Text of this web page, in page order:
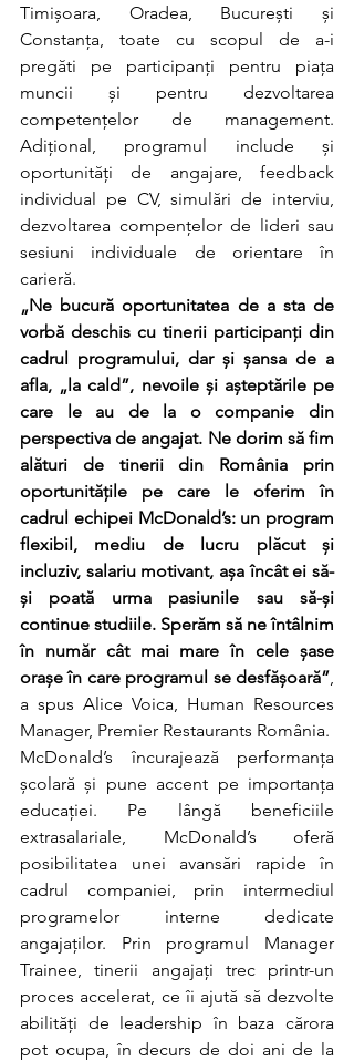
Timișoara, Oradea, București și
Constanța, toate cu scopul de a-i
pregăti pe participanți pentru piața
muncii și pentru dezvoltarea
competențelor de management.
Adițional, programul include și
oportunități de angajare, feedback
individual pe CV, simulări de interviu,
dezvoltarea compențelor de lideri sau
sesiuni individuale de orientare în
carieră.
„Ne bucură oportunitatea de a sta de
vorbă deschis cu tinerii participanți din
cadrul programului, dar și șansa de a
afla, „la cald”, nevoile și așteptările pe
care le au de la o companie din
perspectiva de angajat. Ne dorim să fim
alături de tinerii din România prin
oportunitățile pe care le oferim în
cadrul echipei McDonald’s: un program
flexibil, mediu de lucru plăcut și
incluziv, salariu motivant, așa încât ei să-
și poată urma pasiunile sau să-și
continue studiile. Sperăm să ne întâlnim
în număr cât mai mare în cele șase
orașe în care programul se desfășoară”,
a spus Alice Voica, Human Resources
Manager, Premier Restaurants România.
McDonald’s încurajează performanța
școlară și pune accent pe importanța
educației. Pe lângă beneficiile
extrasalariale, McDonald’s oferă
posibilitatea unei avansări rapide în
cadrul companiei, prin intermediul
programelor interne dedicate
angajaților. Prin programul Manager
Trainee, tinerii angajați trec printr-un
proces accelerat, ce îi ajută să dezvolte
abilități de leadership în baza cărora
pot ocupa, în decurs de doi ani de la